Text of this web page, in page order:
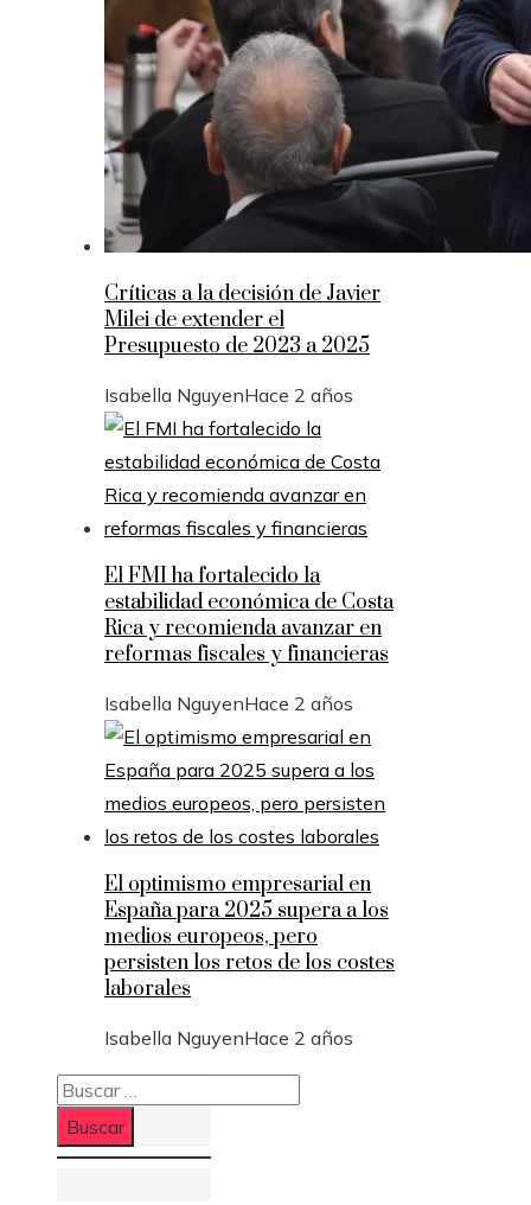
Críticas a la decisión de Javier
Milei de extender el
Presupuesto de 2023 a 2025
Isabella NguyenHace 2 años
El FMI ha fortalecido la
estabilidad económica de Costa
Rica y recomienda avanzar en
reformas fiscales y financieras
Isabella NguyenHace 2 años
El optimismo empresarial en
España para 2025 supera a los
medios europeos, pero
persisten los retos de los costes
laborales
Isabella NguyenHace 2 años
Buscar: